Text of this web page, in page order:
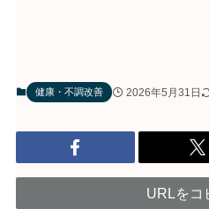
健康・不調改善 2026年5月31日
URLをコ